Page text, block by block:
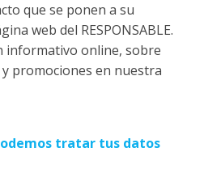
que se ponen a su
web del RESPONSABLE.
online, sobre
promociones en nuestra
tratar tus datos